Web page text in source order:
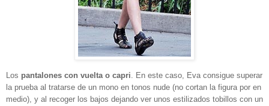
Los pantalones con vuelta o capri. En este caso, Eva consigue superar
la prueba al tratarse de un mono en tonos nude (no cortan la figura por en
medio), y al recoger los bajos dejando ver unos estilizados tobillos con un